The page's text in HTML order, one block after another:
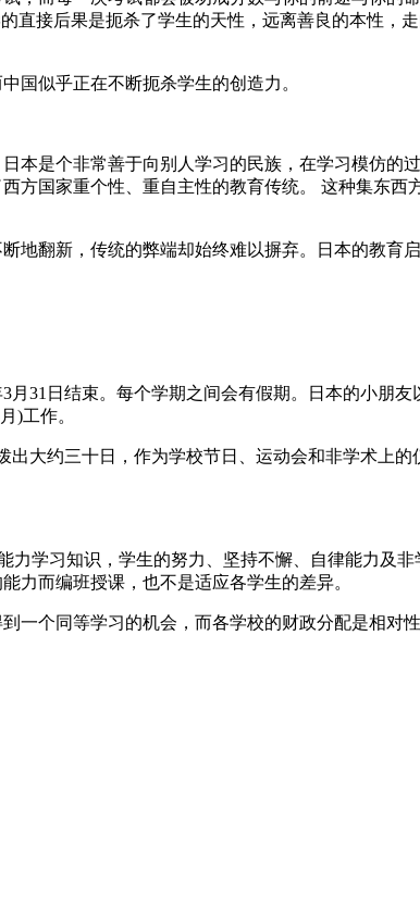
直接后果是扼杀了学生的天性，远离善良的本性，
国似乎正在不断扼杀学生的创造力。
本是个非常善于向别人学习的民族，在学习模仿的
方国家重个性、重自主性的教育传统。 这种集东
地翻新，传统的弊端却始终难以摒弃。日本的教育
31日结束。每个学期之间会有假期。日本的小朋
)工作。
大约三十日，作为学校节日、运动会和非学术上
学习知识，学生的努力、坚持不懈、自律能力及
力而编班授课，也不是适应各学生的差异。
一个同等学习的机会，而各学校的财政分配是相对